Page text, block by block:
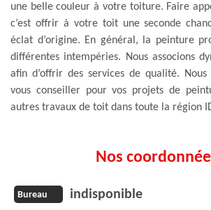
une belle couleur à votre toiture. Faire
c’est offrir à votre toit une seconde
éclat d’origine. En général, la peinture
différentes intempéries. Nous associons
afin d’offrir des services de qualité. Nous
vous conseiller pour vos projets de
autres travaux de toit dans toute la région
Nos
Bureau indisponible